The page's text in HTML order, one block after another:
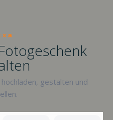
gestalten und